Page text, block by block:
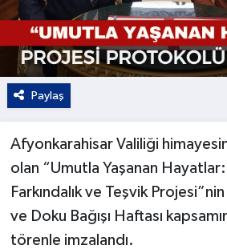
Paylaş
Afyonkarahisar Valiliği
olan “Umutla Yaşanan Hayatlar:
Farkındalık ve Teşvik
ve Doku Bağışı Haftası
törenle imzalandı.